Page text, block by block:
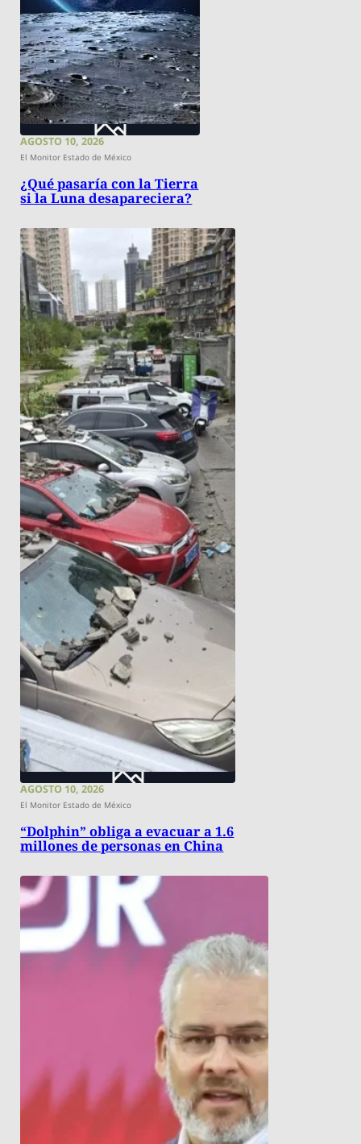
AGOSTO 10, 2026
El Monitor Estado de México
¿Qué pasaría con la Tierra
si la Luna desapareciera?
AGOSTO 10, 2026
El Monitor Estado de México
“Dolphin” obliga a evacuar a 1.6
millones de personas en China